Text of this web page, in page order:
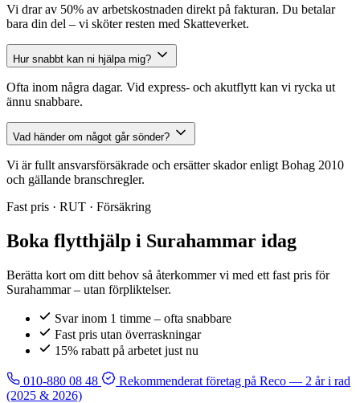
Vi drar av 50% av arbetskostnaden direkt på fakturan. Du betalar
bara din del – vi sköter resten med Skatteverket.
Hur snabbt kan ni hjälpa mig?
Ofta inom några dagar. Vid express- och akutflytt kan vi rycka ut
ännu snabbare.
Vad händer om något går sönder?
Vi är fullt ansvarsförsäkrade och ersätter skador enligt Bohag 2010
och gällande branschregler.
Fast pris · RUT · Försäkring
Boka flytthjälp i Surahammar idag
Berätta kort om ditt behov så återkommer vi med ett fast pris för
Surahammar – utan förpliktelser.
Svar inom 1 timme – ofta snabbare
Fast pris utan överraskningar
15% rabatt på arbetet just nu
010-880 08 48 Rekommenderat företag på Reco — 2 år i rad
(2025 & 2026)